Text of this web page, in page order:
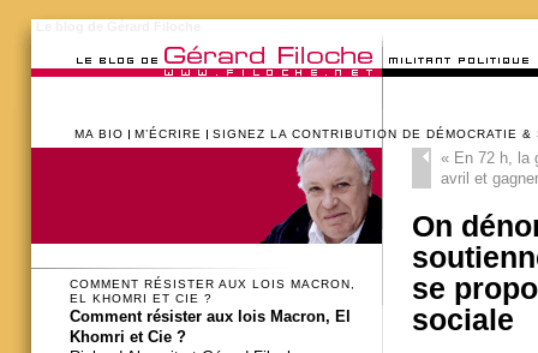
MA BIO M’ÉCRIRE SIGNEZ LA CONTRIBUTION DE DÉMOCRATIE &
«En 72 h, la
avril et
On
se
sociale
COMMENT RÉSISTER AUX LOIS MACRON,
EL KHOMRI ET CIE ?
Comment résister aux lois Macron, El
Khomri et Cie ?